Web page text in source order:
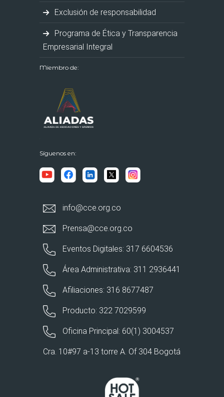
Exclusión de responsabilidad
Programa de Ética y Transparencia
Empresarial Integral
Miembro de:
Síguenos en:
info@cce.org.co
Prensa@cce.org.co
Eventos Digitales: 317 6604536
Área Administrativa: 311 2936441
Afiliaciones: 316 8677487
Producto: 322 7029599
Oficina Principal: 60(1) 3004537
Cra. 10#97 a-13 torre A. Of 304 Bogotá